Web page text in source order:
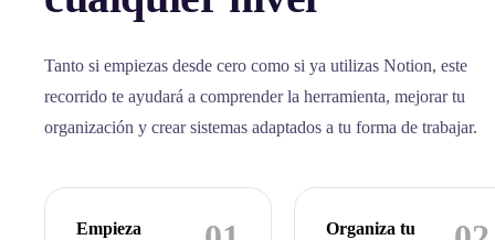
Tanto si empiezas desde cero como si ya utilizas Notion, este
recorrido te ayudará a comprender la herramienta, mejorar tu
organización y crear sistemas adaptados a tu forma de trabajar.
Empieza
Organiza tu